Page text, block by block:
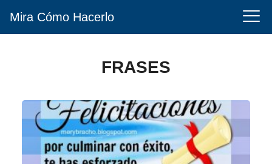
Mira Cómo Hacerlo
FRASES